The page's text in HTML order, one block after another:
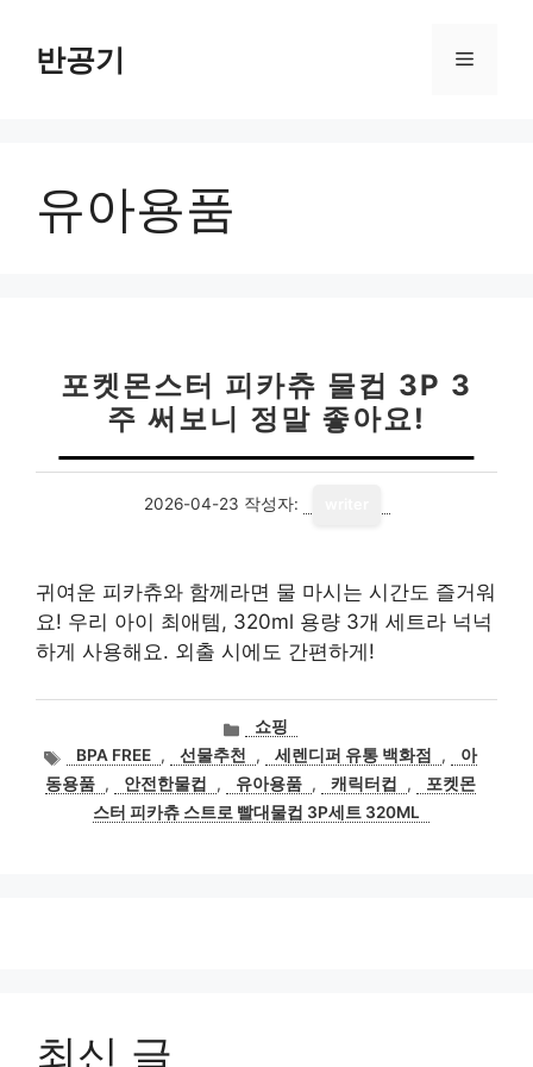
반공기 메
유아용품
포켓몬스터 피카츄 물컵 3P 3
주 써보니 정말 좋아요!
2026-04-23 작성자:
귀여운 피카츄와 함께라면 물 마시는 시간도 즐거워
요! 우리 아이 최애템, 320ml 용량 3개 세트라 넉넉
하게 사용해요. 외출 시에도 간편하게!
카
테
고
리
쇼핑
태
그
BPA FREE , 선물추천 , 세렌디퍼 유통 백화점 ,
아
동용품 , 안전한물컵 , 유아용품 , 캐릭터컵 ,
포켓몬
스터 피카츄 스트로 빨대물컵 3P세트 320ML
최신 글